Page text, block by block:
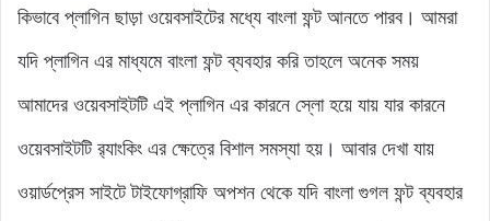
কিভাবে প্লাগিন ছাড়া ওয়েবসাইটের মধ্যে বাংলা ফন্ট আনতে পারব। আমরা
যদি প্লাগিন এর মাধ্যমে বাংলা ফন্ট ব্যবহার করি তাহলে অনেক সময়
আমাদের ওয়েবসাইটটি এই প্লাগিন এর কারনে স্লো হয়ে যায় যার কারনে
ওয়েবসাইটটি র‌্যাংকিং এর ক্ষেত্রে বিশাল সমস্যা হয়। আবার দেখা যায়
ওয়ার্ডপ্রেস সাইটে টাইফোগ্রাফি অপশন থেকে যদি বাংলা গুগল ফন্ট ব্যবহার